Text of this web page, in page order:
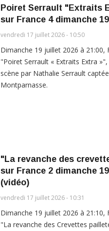
Poiret Serrault "Extraits
sur France 4 dimanche
vendredi 17 juillet 2026 - 10:50
Dimanche 19 juillet 2026 à 21:00,
"Poiret Serrault « Extraits Extra
scène par Nathalie Serrault
Montparnasse.
"La revanche des
sur France 2 dimanche
(vidéo)
vendredi 17 juillet 2026 - 10:31
Dimanche 19 juillet 2026 à 21:10,
"La revanche des Crevettes